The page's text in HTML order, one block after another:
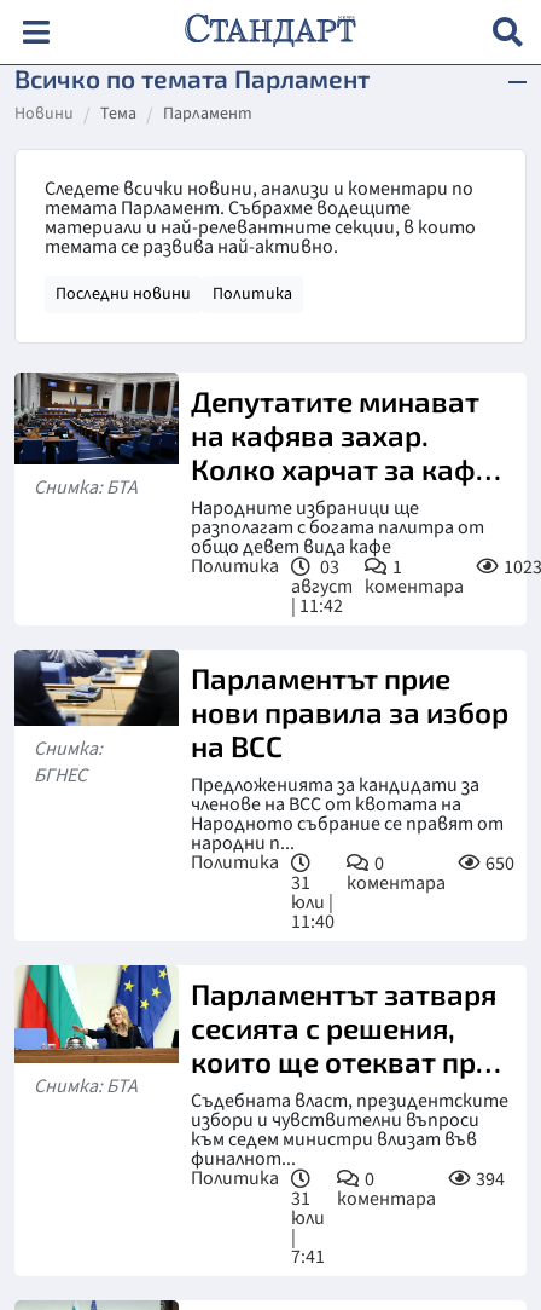
Всичко по темата Парламент
Новини Тема Парламент
Следете всички новини, анализи и коментари по
темата Парламент. Събрахме водещите
материали и най-релевантните секции, в които
темата се развива най-активно.
Последни новини Политика
Снимка: БТА
Депутатите минават
на кафява захар.
Колко харчат за кафе и
ядки
Народните избраници ще
разполагат с богата палитра от
общо девет вида кафе
Политика 03
август
| 11:42
1
коментара
1023
Снимка:
БГНЕС
Парламентът прие
нови правила за избор
на ВСС
Предложенията за кандидати за
членове на ВСС от квотата на
Народното събрание се правят от
народни п...
Политика
31
юли |
11:40
0
коментара
650
Снимка: БТА
Парламентът затваря
сесията с решения,
които ще отекват през
есента
Съдебната власт, президентските
избори и чувствителни въпроси
към седем министри влизат във
финалнот...
Политика
31
юли
|
7:41
0
коментара
394